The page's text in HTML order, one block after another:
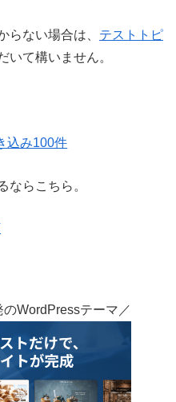
らない場合は、 テストトピ
いて構いません。
込み100件
ならこちら。
WordPressテーマ／